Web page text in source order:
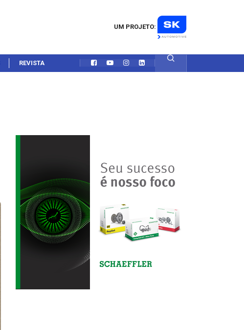
UM PROJETO:
REVISTA